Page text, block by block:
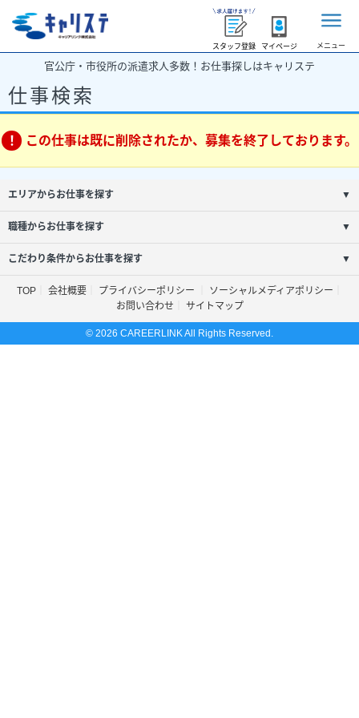
スタッフ登録 マイページ メニュー
官公庁・市役所の派遣求人多数！お仕事探しはキャリステ
仕事検索
この仕事は既に削除されたか、募集を終了しております。
エリアからお仕事を探す ▼
職種からお仕事を探す ▼
こだわり条件からお仕事を探す ▼
TOP 会社概要 プライバシーポリシー
ソーシャルメディアポリシー
お問い合わせ
サイトマップ
© 2026 CAREERLINK All Rights Reserved.